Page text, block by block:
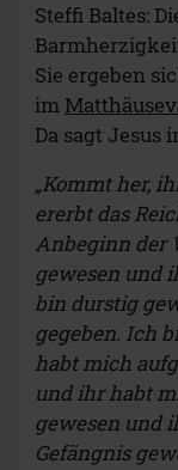
Steffi Baltes:
Sie ergeben
im
Da sagt Jesus
„Kommt her,
ererbt das
Anbeginn der
gewesen und
bin durstig
gegeben. Ich
habt mich
und ihr habt
gewesen und
Gefängnis